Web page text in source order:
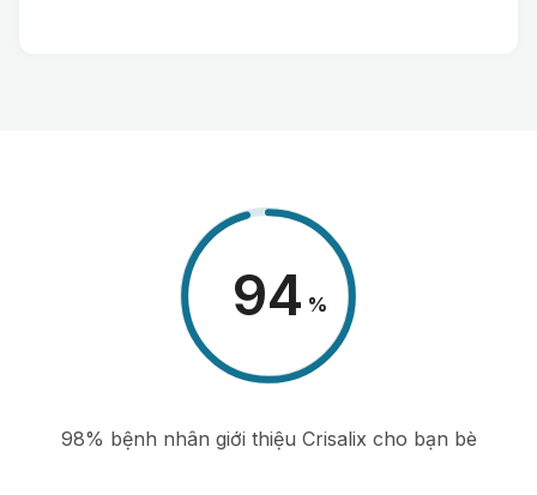
98 %
98% bệnh nhân giới thiệu Crisalix cho bạn bè